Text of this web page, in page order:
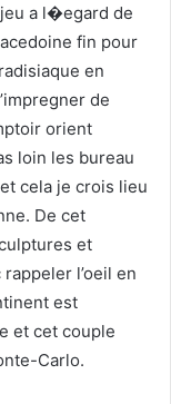
jeu a l�egard de
fin pour
en
de
orient
loin les bureau
cela je crois lieu
De cet
et
l’oeil en
est
et cet couple
Carlo.